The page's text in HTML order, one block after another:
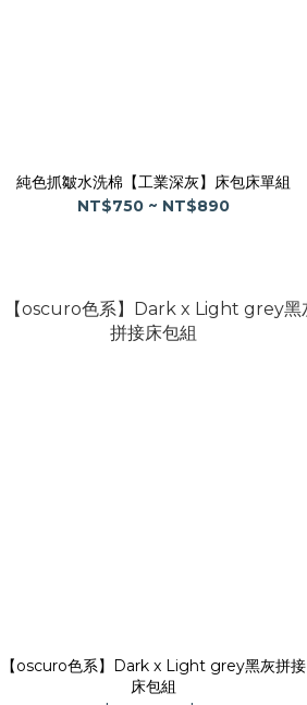
純色抓皺水洗棉【工業深灰】床包床單組
NT$750 ~ NT$890
【oscuro色系】Dark x Light grey黑灰拼接
床包組